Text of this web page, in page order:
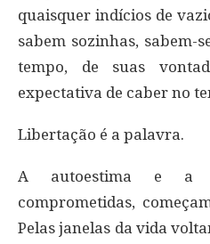
quaisquer indícios de
sabem sozinhas, sabem-
tempo, de suas
expectativa de caber no
Libertação é a palavra.
A autoestima e a
comprometidas,
Pelas janelas da vida